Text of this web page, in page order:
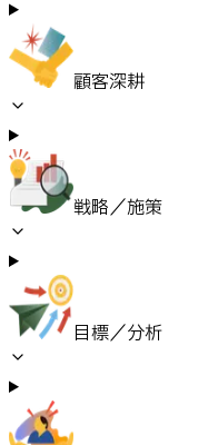
顧客深耕
戦略／施策
目標／分析